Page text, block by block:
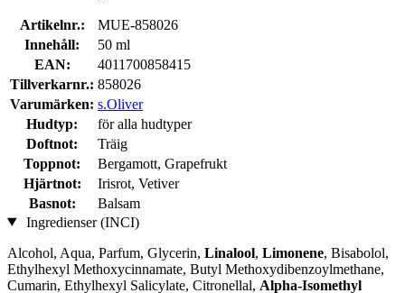
Artikelnr.:
MUE-858026
Innehåll:
50 ml
EAN:
4011700858415
Tillverkarnr.: 858026
Varumärken: s.Oliver
Hudtyp:
för alla hudtyper
Doftnot:
Träig
Toppnot:
Bergamott, Grapefrukt
Hjärtnot:
Irisrot, Vetiver
Basnot:
Balsam
Ingredienser (INCI)
Alcohol, Aqua, Parfum, Glycerin, Linalool, Limonene, Bisabolol,
Ethylhexyl Methoxycinnamate, Butyl Methoxydibenzoylmethane,
Cumarin, Ethylhexyl Salicylate, Citronellal, Alpha-Isomethyl